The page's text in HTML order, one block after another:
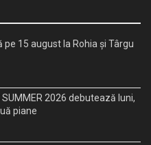
15 august la Rohia și Târgu
SUMMER 2026 debutează luni,
piane